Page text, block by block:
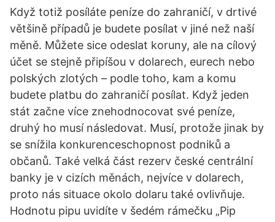
Když totiž posíláte peníze do zahraničí, v drtivé
většině případů je budete posílat v jiné než naší
měně. Můžete sice odeslat koruny, ale na cílový
účet se stejně připíšou v dolarech, eurech nebo
polských zlotých – podle toho, kam a komu
budete platbu do zahraničí posílat. Když jeden
stát začne více znehodnocovat své peníze,
druhý ho musí následovat. Musí, protože jinak by
se snížila konkurenceschopnost podniků a
občanů. Také velká část rezerv české centrální
banky je v cizích měnách, nejvíce v dolarech,
proto nás situace okolo dolaru také ovlivňuje.
Hodnotu pipu uvidíte v šedém rámečku „Pip